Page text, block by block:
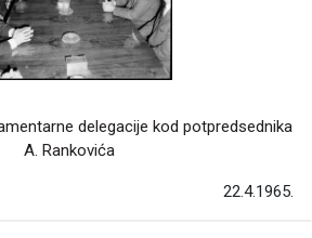
delegacije kod potpredsednika
A. Rankovića
22.4.1965.